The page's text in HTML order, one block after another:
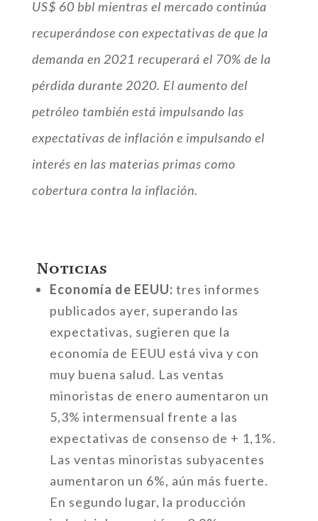
US$ 60 bbl mientras el mercado continúa
recuperándose con expectativas de que la
demanda en 2021 recuperará el 70% de la
pérdida durante 2020. El aumento del
petróleo también está impulsando las
expectativas de inflación e impulsando el
interés en las materias primas como
cobertura contra la inflación.
Noticias
Economía de EEUU: tres informes
publicados ayer, superando las
expectativas, sugieren que la
economía de EEUU está viva y con
muy buena salud. Las ventas
minoristas de enero aumentaron un
5,3% intermensual frente a las
expectativas de consenso de + 1,1%.
Las ventas minoristas subyacentes
aumentaron un 6%, aún más fuerte.
En segundo lugar, la producción